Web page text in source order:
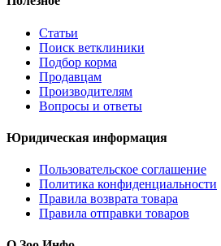
Статьи
Поиск ветклиники
Подбор корма
Продавцам
Производителям
Вопросы и ответы
Юридическая информация
Пользовательское соглашение
Политика конфиденциальности
Правила возврата товара
Правила отправки товаров